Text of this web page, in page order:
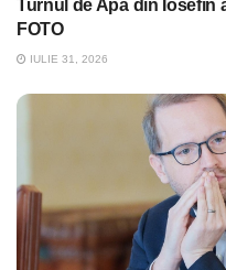
Turnul de Apă din Iosefin
FOTO
IULIE 31, 2026